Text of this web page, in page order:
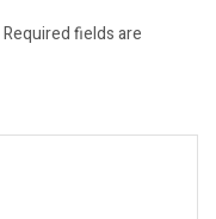
Required fields are